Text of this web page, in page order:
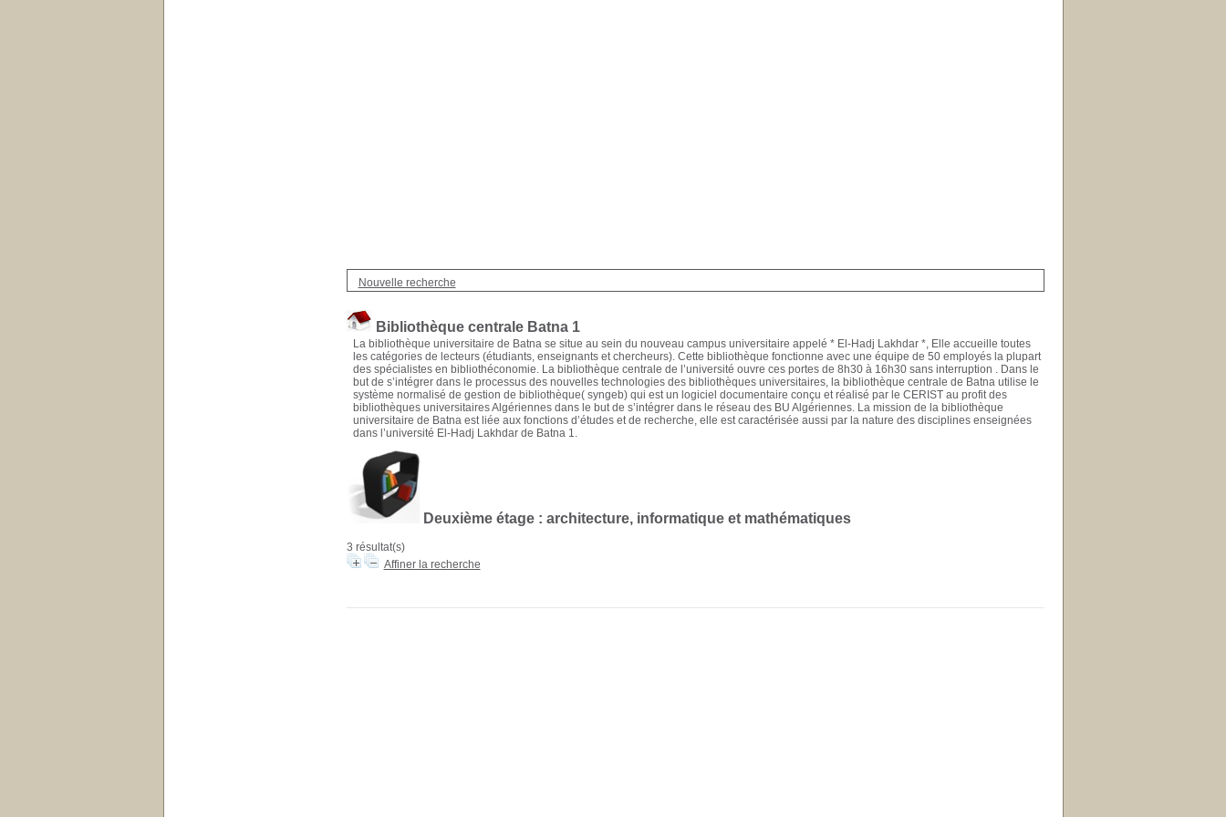
Nouvelle recherche
Bibliothèque centrale Batna 1
La bibliothèque universitaire de Batna se situe au sein du nouveau campus universitaire appelé * El-Hadj Lakhdar *, Elle accueille toutes
les catégories de lecteurs (étudiants, enseignants et chercheurs). Cette bibliothèque fonctionne avec une équipe de 50 employés la plupart
des spécialistes en bibliothéconomie. La bibliothèque centrale de l’université ouvre ces portes de 8h30 à 16h30 sans interruption . Dans le
but de s’intégrer dans le processus des nouvelles technologies des bibliothèques universitaires, la bibliothèque centrale de Batna utilise le
système normalisé de gestion de bibliothèque( syngeb) qui est un logiciel documentaire conçu et réalisé par le CERIST au profit des
bibliothèques universitaires Algériennes dans le but de s’intégrer dans le réseau des BU Algériennes. La mission de la bibliothèque
universitaire de Batna est liée aux fonctions d’études et de recherche, elle est caractérisée aussi par la nature des disciplines enseignées
dans l’université El-Hadj Lakhdar de Batna 1.
Deuxième étage : architecture, informatique et mathématiques
3 résultat(s)
Affiner la recherche